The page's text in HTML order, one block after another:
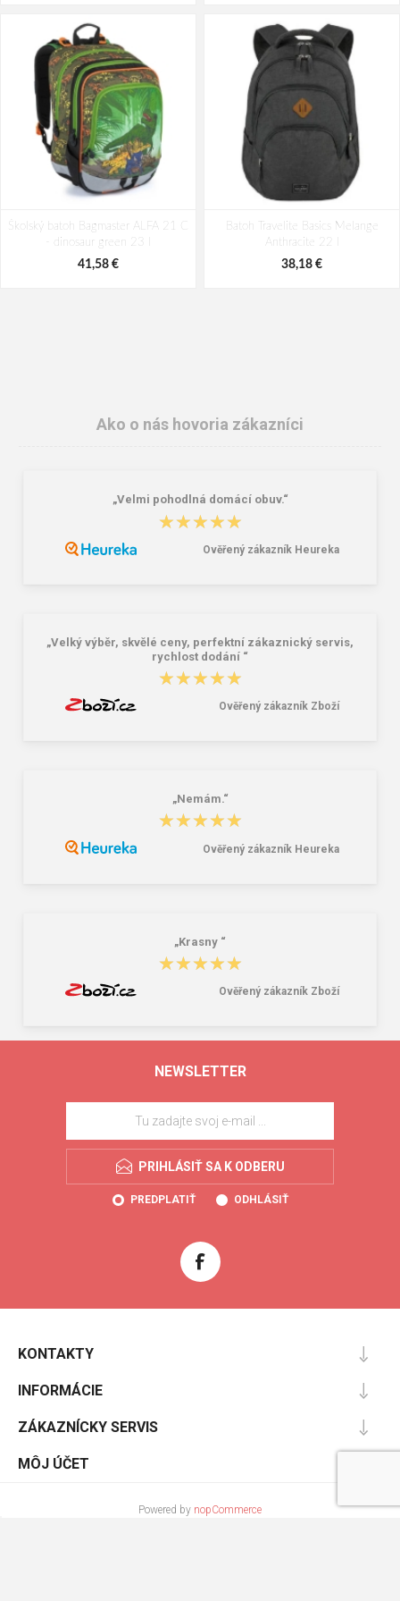
Školský batoh Bagmaster ALFA 21 C
- dinosaur green 23 l
41,58 €
Batoh Travelite Basics Melange
Anthracite 22 l
38,18 €
Peňaženka Aeronautica Militare Flag
studentský set – černobílý Černá 34
Ako o nás hovoria zákazníci
„Velmi pohodlná domácí obuv.“
★★★★★
★★★★★
Ověřený zákazník Heureka
„Velký výběr, skvělé ceny, perfektní zákaznický servis,
rychlost dodání “
★★★★★
★★★★★
Ověřený zákazník Zboží
„Nemám.“
★★★★★
★★★★★
Ověřený zákazník Heureka
„Krasny “
★★★★★
★★★★★
Ověřený zákazník Zboží
NEWSLETTER
PRIHLÁSIŤ SA K ODBERU
PREDPLATIŤ ODHLÁSIŤ
KONTAKTY
INFORMÁCIE
ZÁKAZNÍCKY SERVIS
MÔJ ÚČET
Powered by nopCommerce